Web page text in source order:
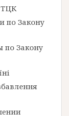
ТЦК
по Закону
по Закону